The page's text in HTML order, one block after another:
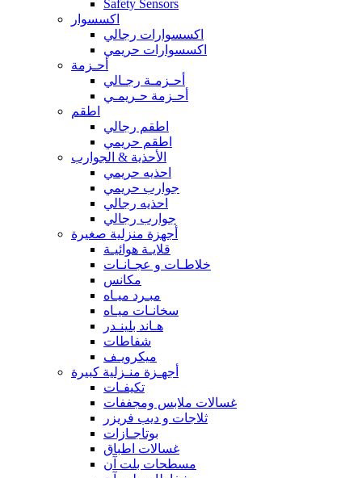
Safety Sensors
اكسسوار
اكسسوارات رجالي
اكسسوارات حريمي
أحـزمة
أحـزمـة رجـالي
أحـزمة حـريمـي
اطقم
اطقم رجالي
اطقم حريمي
الأحذية & الجوارب
احذيه حريمي
جوارب حريمي
احذيه رجالي
جوارب رجالي
أجهزة منزلية صغيرة
قلايـة هوائيـة
خلاطـات و عجـانـات
مكانس
مبـرد ميـاه
سخانـات ميـاه
هـاند بلينـدر
شفاطات
ميكرويـف
أجهـزة منـزلية كبيرة
تكيفـات
غسالات ملابس ومجففات
ثلاجات و ديب فريزر
بوتاجـازات
غسالات اطباق
مسطحات بلت آن